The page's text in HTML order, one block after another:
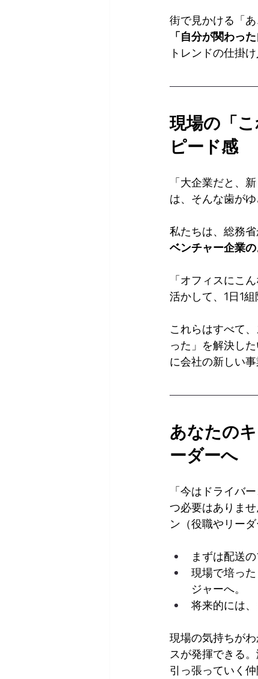
街で見かける「
「自分が関わっ
トレンドの仕掛
現場の「
ピード感
「大企業だと、
は、そんな歯がゆ
私たちは、総務
ベンチャー企業
「オフィスにこ
活かして、1日1
これらはすべて
った」を解決し
に会社の新しい
あなたの
ーダーへ
「今はドライバ
つ必要はありま
ン（役職やリー
まずは配送
現場で培っ
ジャーへ。
将来的には
現場の気持ちが
スが発揮できる
引っ張っていく